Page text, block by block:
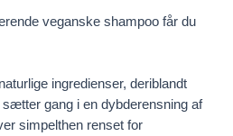
veganske shampoo får du
ingredienser, deriblandt
gang i en dybderensning af
simpelthen renset for